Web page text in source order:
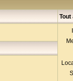
Tout